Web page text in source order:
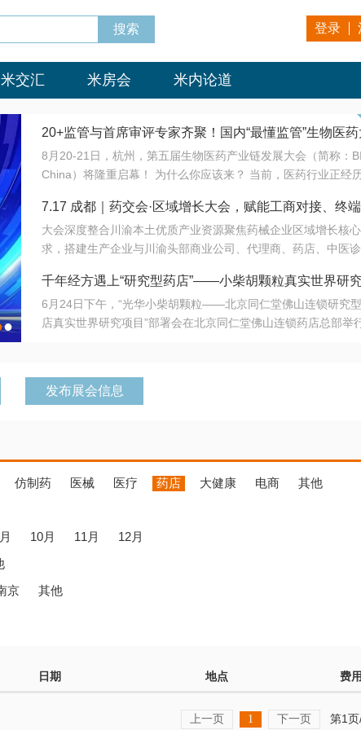
登录
米交汇 米房会 米内论道
7.17 成都｜药交会·区域增长大会，赋能工商对接、终端运
●
20+监管与首席审评专家齐聚！国内“最懂监管”生物医
会8月开幕！
8月20-21日，杭州，第五届生物医药产业链发展大会（简称：
China）将隆重启幕！ 为什么你应该来？ 当前，医药行业正经
法正重新定义研发效率；另一端是创新药“最后一公里”的支付与
难题，呼唤更成熟的产业生态。 同质化“内卷”已无出路，全产业
同与出海能力建设才是破局关键。 本届大会以 “重构生态，定
算力突围；从中药创新、复杂药物制剂、CGT、多肽与小核酸
术攻坚，到CDMO的柔性智造。 我们致力于打破壁垒，让“实验
室”与“生产线”、“研发端”与“支付端”深度对话，更让监管、产业
7.17 成都｜药交会·区域增长大会，赋能工商对接、终
营
大会深度整合川渝本土优质产业资源聚焦药械企业区域增长核
求，搭建生产企业与川渝头部商业公司、代理商、药店、中医
域增量份额夯实西南市场战略布局
千年经方遇上“研究型药店”——小柴胡颗粒真实世界研
目在北京同仁堂佛山连锁启动
6月24日下午，“光华小柴胡颗粒——北京同仁堂佛山连锁研究
店真实世界研究项目”部署会在北京同仁堂佛山连锁药店总部举行
发布展会信息
仿制药 医械 医疗 药店 大健康 电商
其他
10月 11月
12月
京
其他
日期 地点 费用
上一页 1 下一页 第1